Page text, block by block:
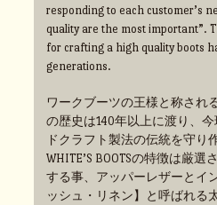
responding to each customer’s
quality are the most important”.
for crafting a high quality boots
generations.
ワークブーツの王様と称される
の歴史は140年以上に渡り、
ドクラフト製法の伝統を守り
WHITE’S BOOTSの特徴は厳
する事、アッパーレザーとイ
ッシュ・リネン】と呼ばれる